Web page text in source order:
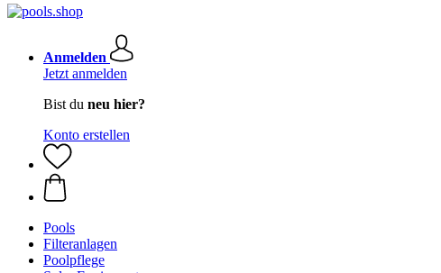
Anmelden
Jetzt anmelden
Bist du neu hier?
Konto erstellen
Pools
Filteranlagen
Poolpflege